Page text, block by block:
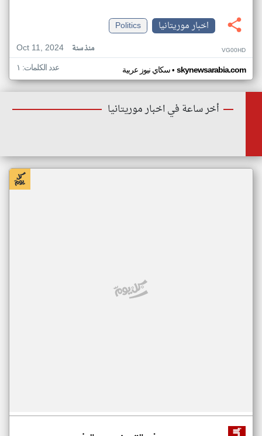
اخبار موريتانيا
Politics
Oct 11, 2024
منذ سنة VG00HD
سكاي نيوز عربية• skynewsarabia.com عدد الكلمات: ١
أخر ساعة في اخبار موريتانيا